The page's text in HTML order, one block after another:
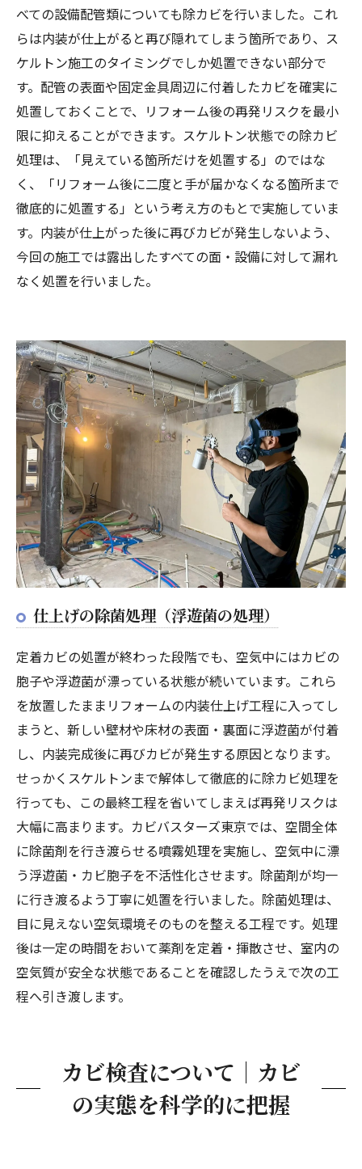
べての設備配管類についても除カビを行いました。これ
らは内装が仕上がると再び隠れてしまう箇所であり、ス
ケルトン施工のタイミングでしか処置できない部分で
す。配管の表面や固定金具周辺に付着したカビを確実に
処置しておくことで、リフォーム後の再発リスクを最小
限に抑えることができます。スケルトン状態での除カビ
処理は、「見えている箇所だけを処置する」のではな
く、「リフォーム後に二度と手が届かなくなる箇所まで
徹底的に処置する」という考え方のもとで実施していま
す。内装が仕上がった後に再びカビが発生しないよう、
今回の施工では露出したすべての面・設備に対して漏れ
なく処置を行いました。
仕上げの除菌処理（浮遊菌の処理）
定着カビの処置が終わった段階でも、空気中にはカビの
胞子や浮遊菌が漂っている状態が続いています。これら
を放置したままリフォームの内装仕上げ工程に入ってし
まうと、新しい壁材や床材の表面・裏面に浮遊菌が付着
し、内装完成後に再びカビが発生する原因となります。
せっかくスケルトンまで解体して徹底的に除カビ処理を
行っても、この最終工程を省いてしまえば再発リスクは
大幅に高まります。カビバスターズ東京では、空間全体
に除菌剤を行き渡らせる噴霧処理を実施し、空気中に漂
う浮遊菌・カビ胞子を不活性化させます。除菌剤が均一
に行き渡るよう丁寧に処置を行いました。除菌処理は、
目に見えない空気環境そのものを整える工程です。処理
後は一定の時間をおいて薬剤を定着・揮散させ、室内の
空気質が安全な状態であることを確認したうえで次の工
程へ引き渡します。
カビ検査について｜カビ
の実態を科学的に把握